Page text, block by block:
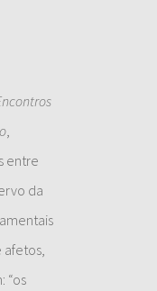
,
entre
da
afetos,
“os